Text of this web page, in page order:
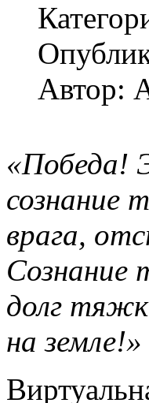
Автор:
«Победа!
сознание
врага,
Сознание
долг
на